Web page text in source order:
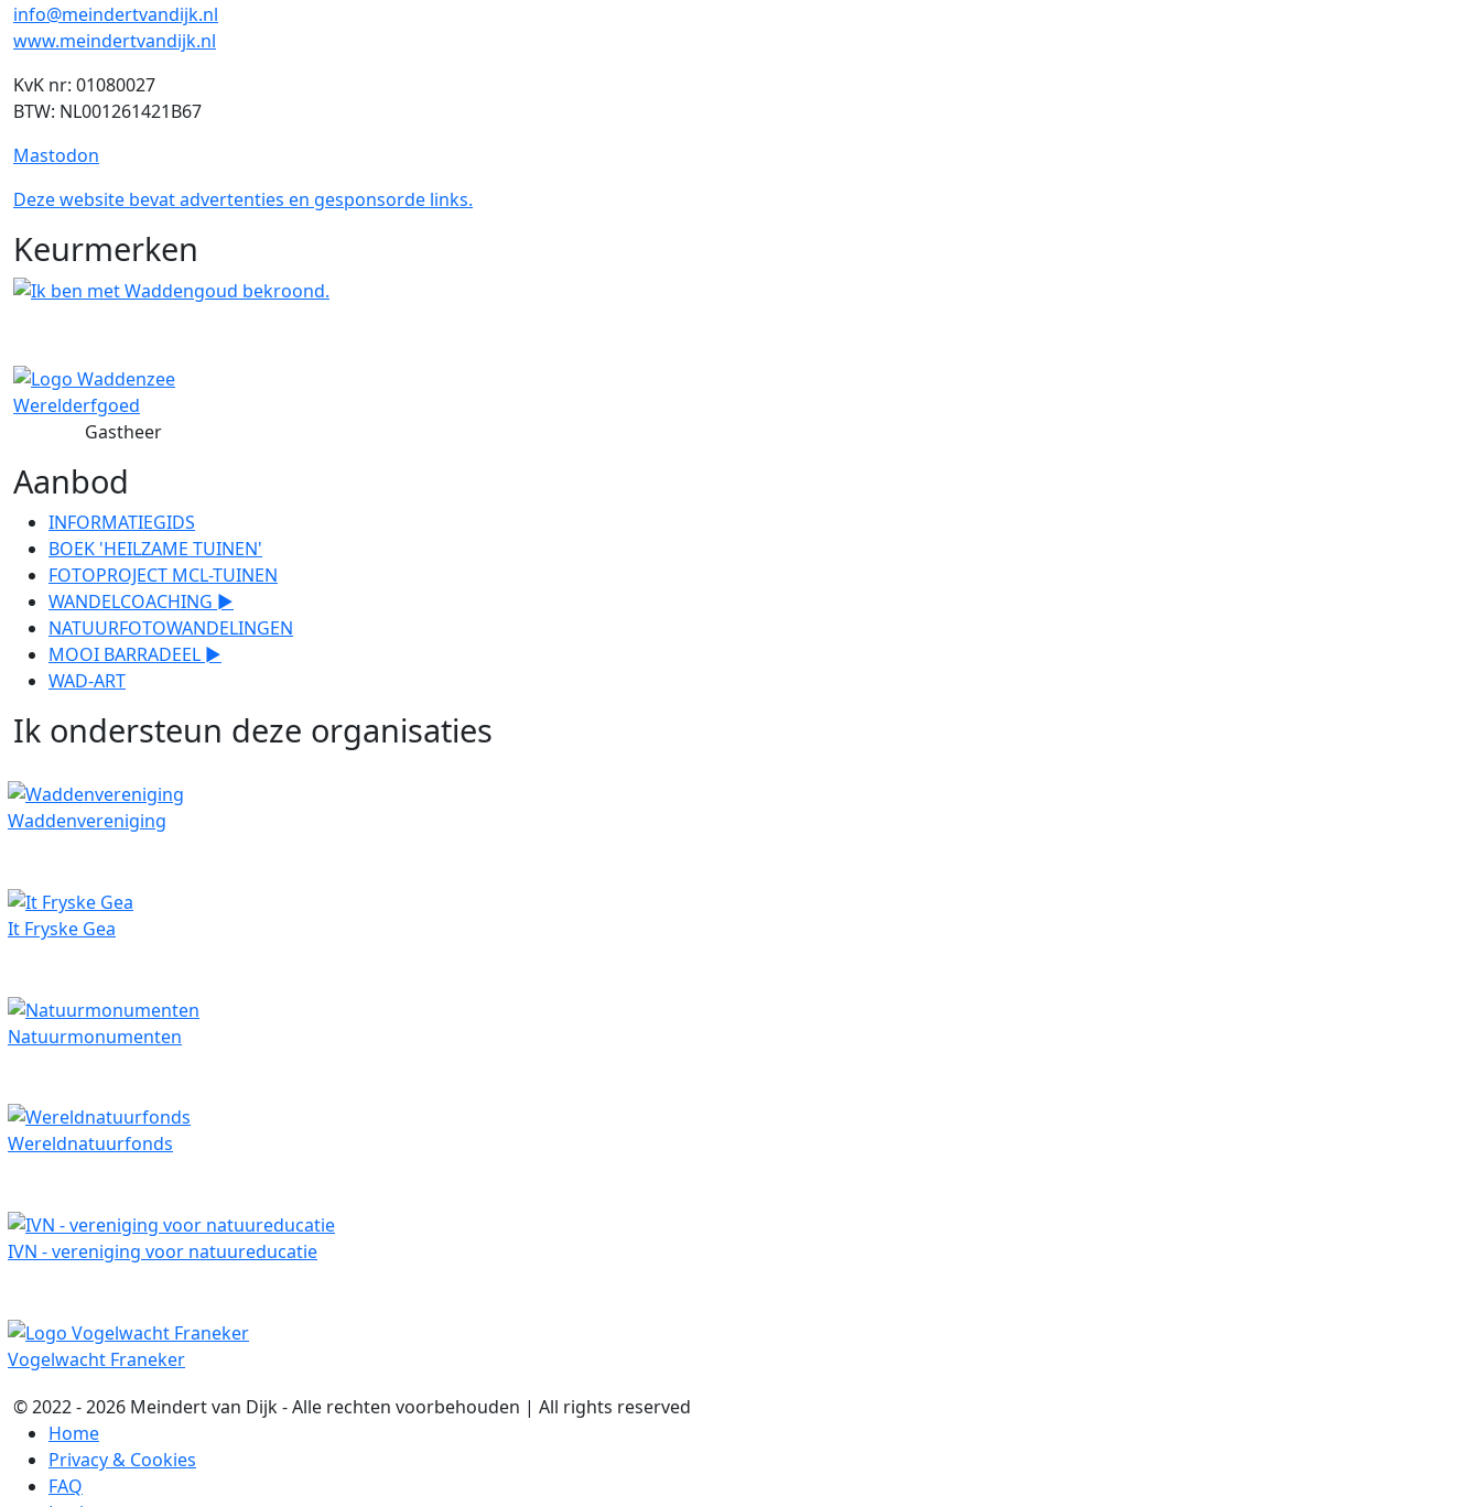
info@meindertvandijk.nl
www.meindertvandijk.nl
KvK nr: 01080027
BTW: NL001261421B67
Mastodon
Deze website bevat advertenties en gesponsorde links.
Keurmerken
Gastheer
Aanbod
INFORMATIEGIDS
BOEK 'HEILZAME TUINEN'
FOTOPROJECT MCL-TUINEN
WANDELCOACHING ►
NATUURFOTOWANDELINGEN
MOOI BARRADEEL ►
WAD-ART
Ik ondersteun deze organisaties
Waddenvereniging
It Fryske Gea
Natuurmonumenten
Wereldnatuurfonds
IVN - vereniging voor natuureducatie
Vogelwacht Franeker
© 2022 - 2026 Meindert van Dijk - Alle rechten voorbehouden | All rights reserved
Home
Privacy & Cookies
FAQ